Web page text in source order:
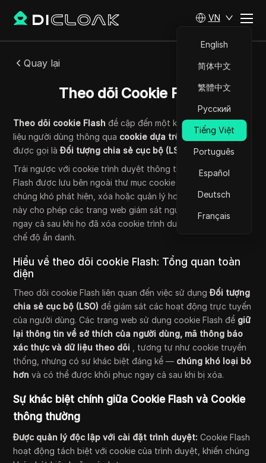
VN
English
简体中文
繁體中文
Русский
Tiếng Việt
Português
Español
Deutsch
Français
Quay lại
Theo dõi Cookie Flash
Theo dõi cookie Flashđề cập đến một kỹ thuật lưu trữ dữ
liệu người dùng thông qua cookie dựa trên Flash, thường
được gọi làĐối tượng chia sẻ cục bộ (LSO).
Trái ngược với cookie trình duyệt thông thường, cookie
Flash được lưu bên ngoài thư mục cookie điển hình, khiến
chúng khó phát hiện, xóa hoặc quản lý hơn. Những cookie
này cho phép các trang web giám sát người dùng liên tục,
ngay cả sau khi họ đã xóa cookie trình duyệt hoặc sử dụng
chế độ ẩn danh.
Hiểu về theo dõi cookie Flash: Tổng quan toàn
diện
Theo dõi cookie Flash liên quan đến việc sử dụngĐối tượng
chia sẻ cục bộ (LSO)để giám sát các hoạt động trực tuyến
của người dùng. Các trang web sử dụng cookie Flash để giữ
lại thông tin về sở thích của người dùng, mã thông báo
xác thực và dữ liệu theo dõi
, tương tự như cookie truyền
thống, nhưng có sự khác biệt đáng kể — chúng khó loại bỏ
hơnvà có thể được khôi phục ngay cả sau khi bị xóa.
Sự khác biệt chính giữa Cookie Flash và Cookie
thông thường
Được quản lý độc lập với cài đặt trình duyệt:Cookie Flash
hoạt động tách biệt với cookie của trình duyệt, khiến chúng